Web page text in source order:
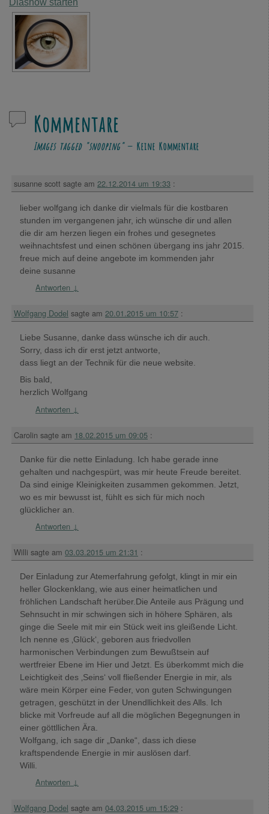
Diashow starten
Kommentare
Images tagged "snooping"— Keine Kommentare
susanne scott sagte am 22.12.2014 um 19:33 :
lieber wolfgang ich danke dir vielmals für die kostbaren
stunden im vergangenen jahr, ich wünsche dir und allen
die dir am herzen liegen ein frohes und gesegnetes
weihnachtsfest und einen schönen übergang ins jahr 2015.
freue mich auf deine angebote im kommenden jahr
deine susanne
Antworten ↓
Wolfgang Dodel sagte am 20.01.2015 um 10:57 :
Liebe Susanne, danke dass wünsche ich dir auch.
Sorry, dass ich dir erst jetzt antworte,
dass liegt an der Technik für die neue website.
Bis bald,
herzlich Wolfgang
Antworten ↓
Carolin sagte am 18.02.2015 um 09:05 :
Danke für die nette Einladung. Ich habe gerade inne
gehalten und nachgespürt, was mir heute Freude bereitet.
Da sind einige Kleinigkeiten zusammen gekommen. Jetzt,
wo es mir bewusst ist, fühlt es sich für mich noch
glücklicher an.
Antworten ↓
Willi sagte am 03.03.2015 um 21:31 :
Der Einladung zur Atemerfahrung gefolgt, klingt in mir ein
heller Glockenklang, wie aus einer heimatlichen und
fröhlichen Landschaft herüber.Die Anteile aus Prägung und
Sehnsucht in mir schwingen sich in höhere Sphären, als
ginge die Seele mit mir ein Stück weit ins gleißende Licht.
Ich nenne es ‚Glück‘, geboren aus friedvollen
harmonischen Verbindungen zum Bewußtsein auf
wertfreier Ebene im Hier und Jetzt. Es überkommt mich die
Leichtigkeit des ‚Seins‘ voll fließender Energie in mir, als
wäre mein Körper eine Feder, von guten Schwingungen
getragen, geschützt in der Unendllichkeit des Alls. Ich
blicke mit Vorfreude auf all die möglichen Begegnungen in
einer göttllichen Ära.
Wolfgang, ich sage dir „Danke“, dass ich diese
kraftspendende Energie in mir auslösen darf.
Willi.
Antworten ↓
Wolfgang Dodel sagte am 04.03.2015 um 15:29 :